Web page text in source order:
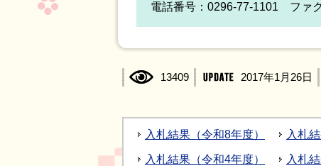
電話番号：0296-77-1101 ファ
13409 2017年1月26日
入札結果（令和8年度） 入札
入札結果（令和4年度） 入札